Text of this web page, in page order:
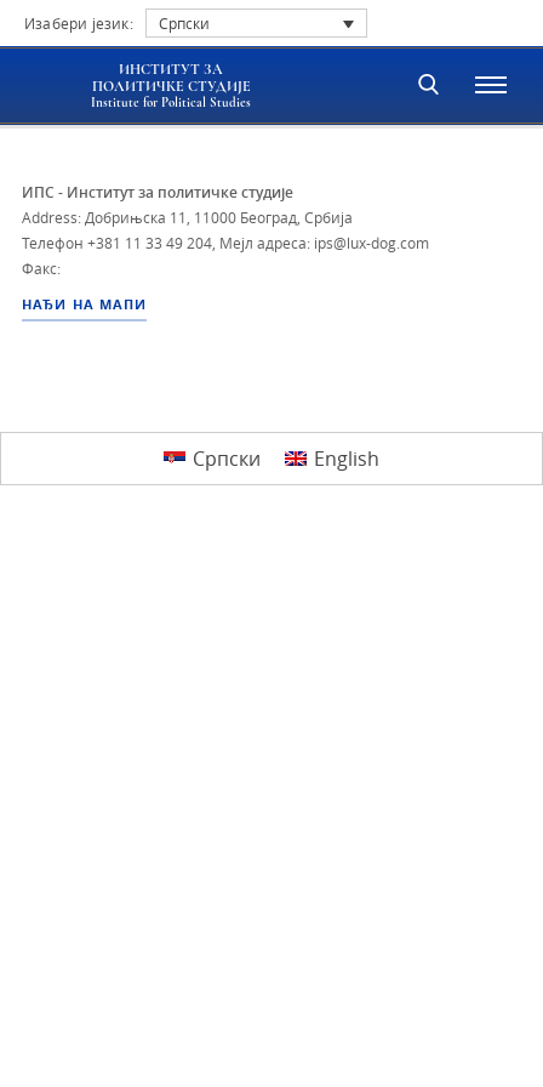
Изабери језик: Српски
ИНСТИТУТ ЗА
ПОЛИТИЧКЕ СТУДИЈЕ
Institute for Political Studies
ИПС - Институт за политичке студије
Address: Добрињска 11, 11000 Београд, Србија
Телефон +381 11 33 49 204 Мејл адреса: ips@lux-dog.com
Факс:
НАЂИ НА МАПИ
Српски English